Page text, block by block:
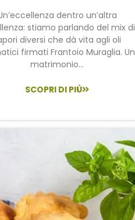
dentro un’altra
stiamo parlando del mix di
diversi che dà vita agli oli
firmati Frantoio Muraglia. Un
matrimonio...
SCOPRI DI PIÙ